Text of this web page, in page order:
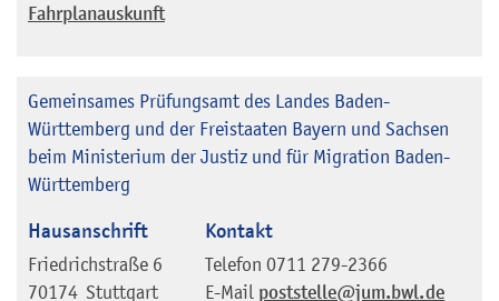
Fahrplanauskunft
Gemeinsames Prüfungsamt des Landes Baden-
Württemberg und der Freistaaten Bayern und Sachsen
beim Ministerium der Justiz und für Migration Baden-
Württemberg
Hausanschrift
Friedrichstraße 6
70174 Stuttgart
Kontakt
Telefon 0711 279-2366
E-Mail poststelle@jum.bwl.de